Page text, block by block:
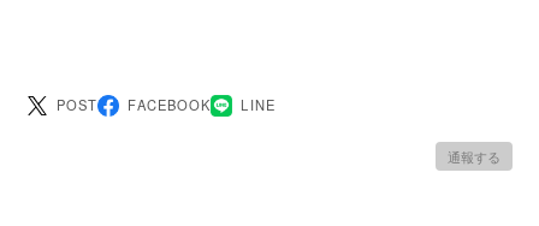
POST FACEBOOK LINE
通報する